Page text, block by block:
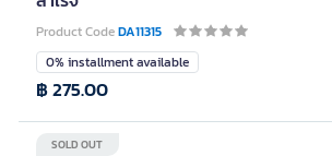
Product CodeDA11315
0% installment available
SOLD OUT
฿ 275.00